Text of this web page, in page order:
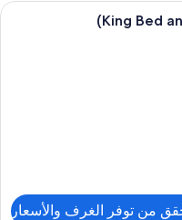
من القطن المصري وأغطية
من توفر الغرف والأسعار